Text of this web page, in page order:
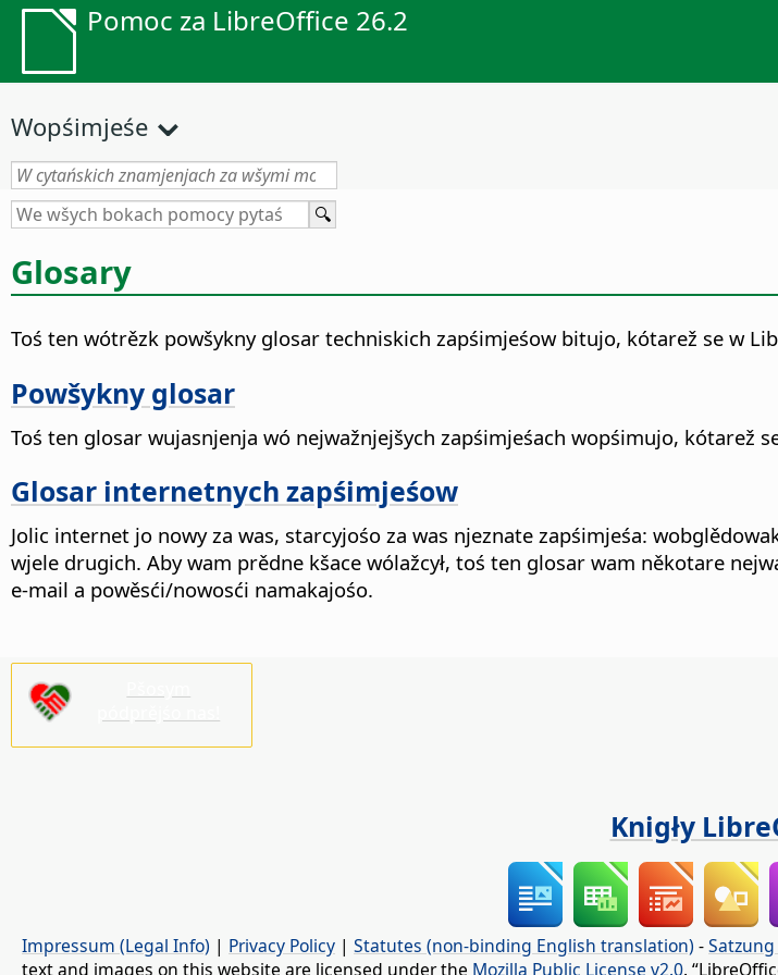
Pomoc za LibreOffice 26.2
Wopśimjeśe
Glosary
Toś ten wótrězk powšykny glosar techniskich zapśimjeśow bitujo, kótarež se w
Powšykny glosar
Toś ten glosar wujasnjenja wó nejwažnjejšych zapśimjeśach wopśimujo, kótarež
Glosar internetnych zapśimjeśow
Jolic internet jo nowy za was, starcyjośo za was njeznate zapśimjeśa:
wjele drugich. Aby wam prědne kšace wólažcył, toś ten glosar wam někotare
e-mail a powěsći/nowosći namakajośo.
Knigły
Impressum (Legal Info) | Privacy Policy | Statutes (non-binding English translation) -
text and images on this website are licensed under the Mozilla Public License v2.0.